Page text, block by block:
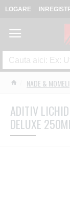
LOGARE
NADE & MOMELI
ADITIV
DELUXE